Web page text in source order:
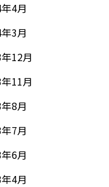
4月
3月
12月
11月
8月
7月
6月
4月